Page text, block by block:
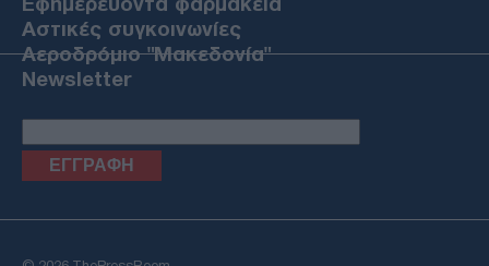
Αστικές συγκοινωνίες
Αεροδρόμιο "Μακεδονία"
Newsletter